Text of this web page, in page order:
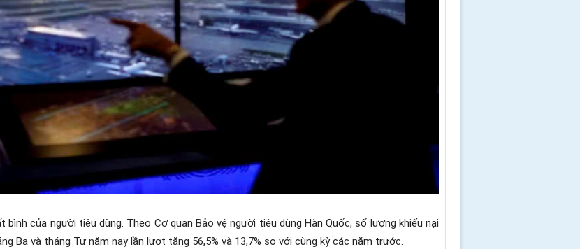
của người tiêu dùng. Theo Cơ quan Bảo vệ người tiêu dùng Hàn Quốc, số lượng khiếu nại
Ba và tháng Tư năm nay lần lượt tăng 56,5% và 13,7% so với cùng kỳ các năm trước.